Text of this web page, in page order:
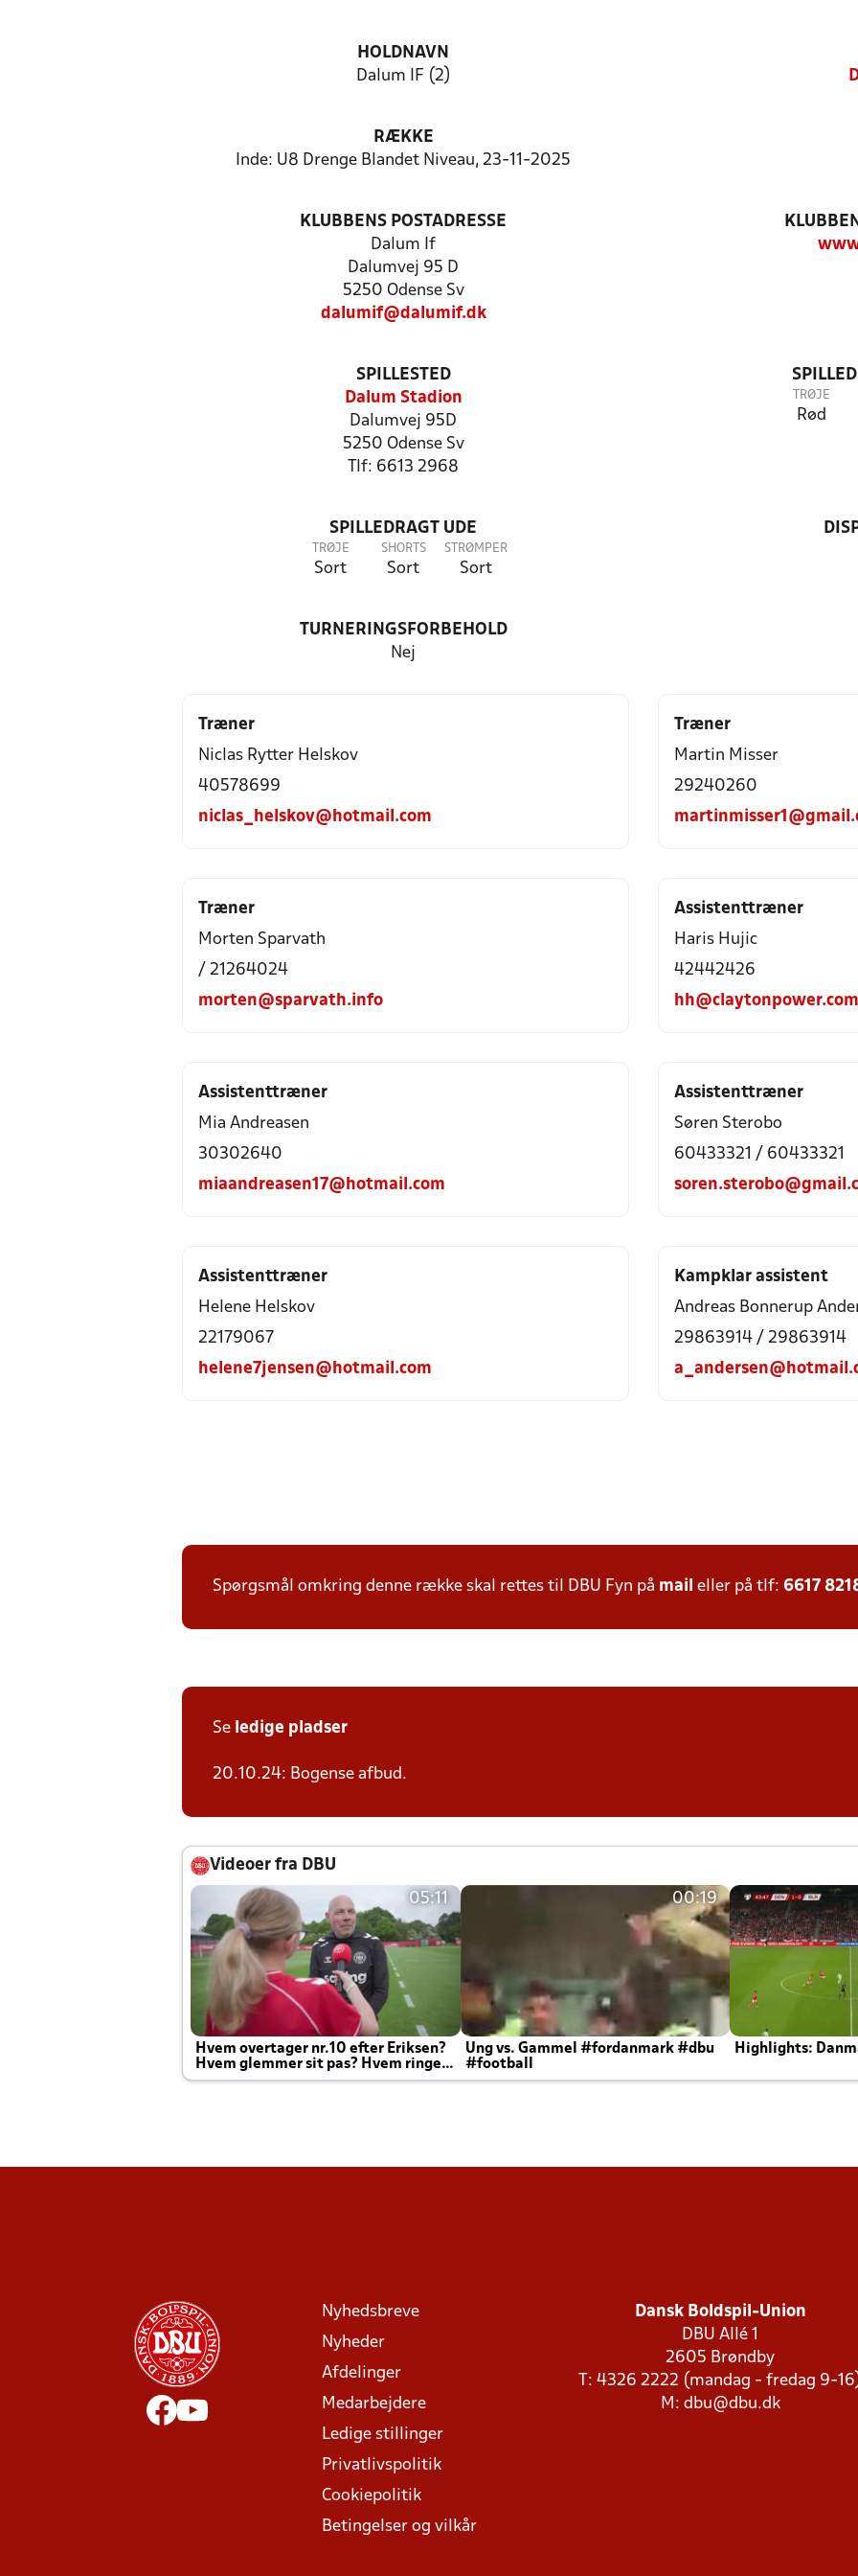
HOLDNAVN
Dalum IF (2)
RÆKKE
Inde: U8 Drenge Blandet Niveau, 23-11-2025
KLUBBENS POSTADRESSE
Dalum If
Dalumvej 95 D
5250 Odense Sv
dalumif@dalumif.dk
SPILLESTED
Dalum Stadion
Dalumvej 95D
5250 Odense Sv
Tlf: 6613 2968
TRØJE
Rød
SPILLEDRAGT UDE
TRØJE
Sort
SHORTS
Sort
STRØMPER
Sort
TURNERINGSFORBEHOLD
Nej
Træner
Niclas Rytter Helskov
40578699
niclas_helskov@hotmail.com
Træner
Martin Misser
29240260
Træner
Morten Sparvath
/ 21264024
morten@sparvath.info
Assistenttræner
Haris Hujic
42442426
hh@claytonpower.com
Assistenttræner
Mia Andreasen
30302640
miaandreasen17@hotmail.com
Assistenttræner
Søren Sterobo
60433321 / 60433321
Assistenttræner
Helene Helskov
22179067
helene7jensen@hotmail.com
Kampklar assistent
Andreas Bonnerup
29863914 / 29863914
Spørgsmål omkring denne række skal rettes til DBU Fyn på mail eller på tlf: 6617
Se ledige pladser
20.10.24: Bogense afbud.
Videoer fra DBU
05:11
Hvem overtager nr.10 efter Eriksen?
Hvem glemmer sit pas? Hvem ringer
Joachim altid til efter kampe?
00:19
Ung vs. Gammel #fordanmark #dbu
#football
Highlights:
Nyhedsbreve
Nyheder
Afdelinger
Medarbejdere
Ledige stillinger
Privatlivspolitik
Cookiepolitik
Betingelser og vilkår
Dansk Boldspil-Union
DBU Allé 1
2605 Brøndby
T: 4326 2222 (mandag - fredag 9-
M: dbu@dbu.dk